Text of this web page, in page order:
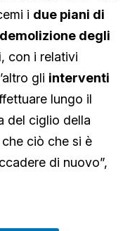
i due piani di
demolizione degli
, con i relativi
gli interventi
lungo il
del ciglio della
ciò che si è
di nuovo”,